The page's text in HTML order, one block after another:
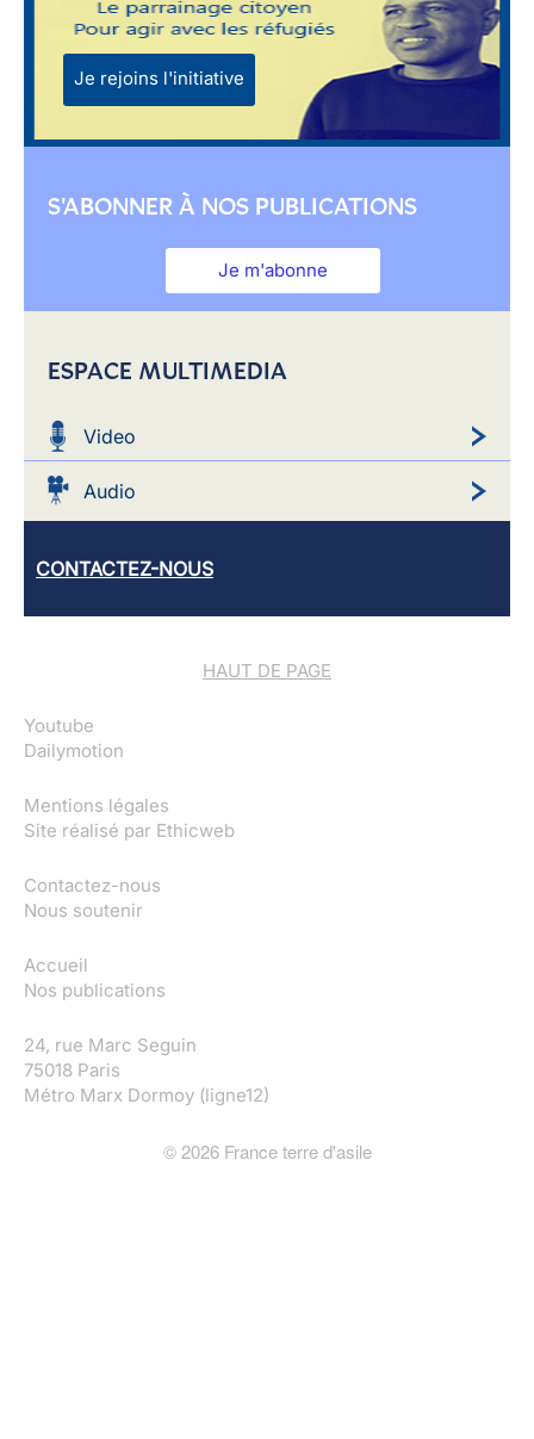
Je rejoins l'initiative
S'ABONNER À NOS PUBLICATIONS
Je m'abonne
ESPACE MULTIMEDIA
Video
Audio
CONTACTEZ-NOUS
HAUT DE PAGE
Youtube
Dailymotion
Mentions légales
Site réalisé par Ethicweb
Contactez-nous
Nous soutenir
Accueil
Nos publications
24, rue Marc Seguin
75018 Paris
Métro Marx Dormoy (ligne12)
© 2026France terre d'asile